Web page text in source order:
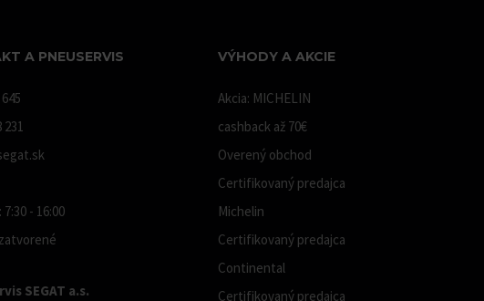
A PNEUSERVIS
231
- 16:00
SEGAT a.s.
VÝHODY A AKCIE
Akcia: MICHELIN
cashback až 70€
Overený obchod
Certifikovaný predajca
Michelin
Certifikovaný predajca
Continental
Certifikovaný predajca